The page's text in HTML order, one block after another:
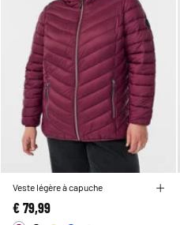
Veste légère à capuche
€ 79,99